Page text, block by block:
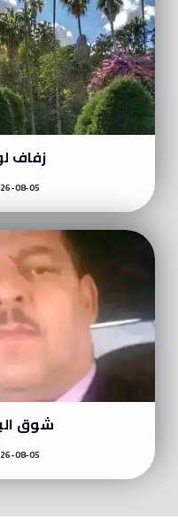
زفاف
2026-08-05
شوق
2026-08-05